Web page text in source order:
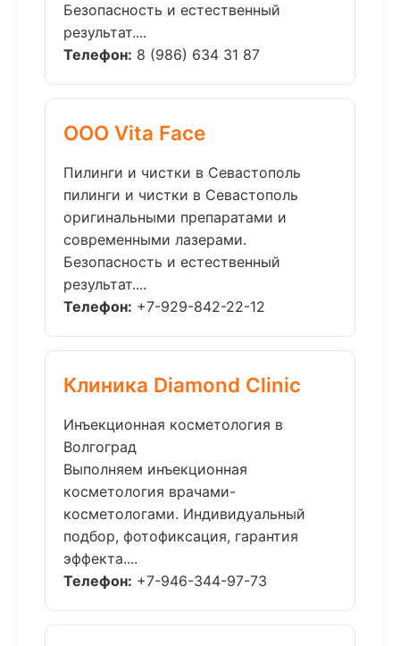
Безопасность и естественный
результат....
Телефон: 8 (986) 634 31 87
ООО Vita Face
Пилинги и чистки в Севастополь
пилинги и чистки в Севастополь
оригинальными препаратами и
современными лазерами.
Безопасность и естественный
результат....
Телефон: +7-929-842-22-12
Клиника Diamond Clinic
Инъекционная косметология в
Волгоград
Выполняем инъекционная
косметология врачами-
косметологами. Индивидуальный
подбор, фотофиксация, гарантия
эффекта....
Телефон: +7-946-344-97-73